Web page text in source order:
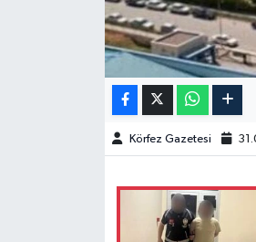
Körfez Gazetesi